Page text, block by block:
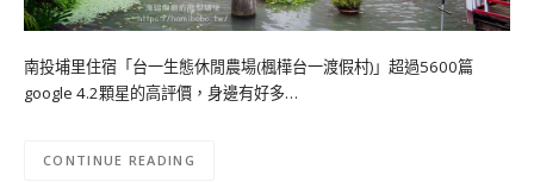
南投埔里住宿「台一生態休閒農場(楓樺台一渡假村)」超過5600篇
google 4.2顆星的高評價，身邊有好多…
CONTINUE READING